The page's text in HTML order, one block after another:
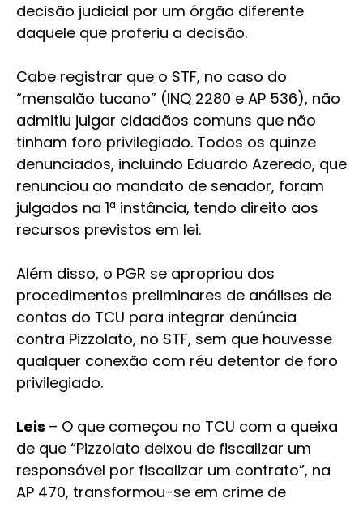
decisão judicial por um órgão diferente
daquele que proferiu a decisão.
Cabe registrar que o STF, no caso do
“mensalão tucano” (INQ 2280 e AP 536), não
admitiu julgar cidadãos comuns que não
tinham foro privilegiado. Todos os quinze
denunciados, incluindo Eduardo Azeredo, que
renunciou ao mandato de senador, foram
julgados na 1ª instância, tendo direito aos
recursos previstos em lei.
Além disso, o PGR se apropriou dos
procedimentos preliminares de análises de
contas do TCU para integrar denúncia
contra Pizzolato, no STF, sem que houvesse
qualquer conexão com réu detentor de foro
privilegiado.
Leis – O que começou no TCU com a queixa
de que “Pizzolato deixou de fiscalizar um
responsável por fiscalizar um contrato”, na
AP 470, transformou-se em crime de